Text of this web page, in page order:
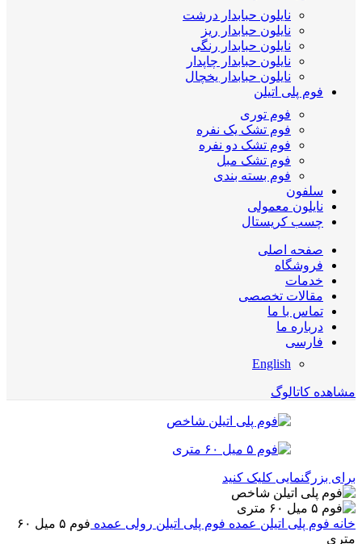
نایلون حبابدار درشت
نایلون حبابدار ریز
نایلون حبابدار رنگی
نایلون حبابدار چاپدار
نایلون حبابدار یخچال
فوم پلی اتیلن
فوم توری
فوم تشک یک نفره
فوم تشک دو نفره
فوم تشک مبل
فوم بسته بندی
سلفون
نایلون معمولی
چسب کریستال
صفحه اصلی
فروشگاه
خدمات
مقالات تخصصی
تماس با ما
درباره ما
فارسی
English
مشاهده کاتالوگ
برای بزرگنمایی کلیک کنید
خانه فوم پلی اتیلن عمده فوم پلی اتیلن رولی عمده
فوم ۵ میل ۶۰
متری